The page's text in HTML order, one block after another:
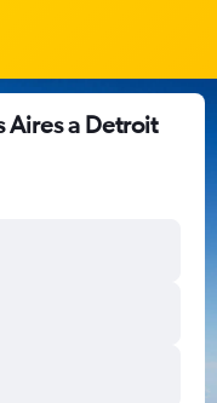
Aires a Detroit